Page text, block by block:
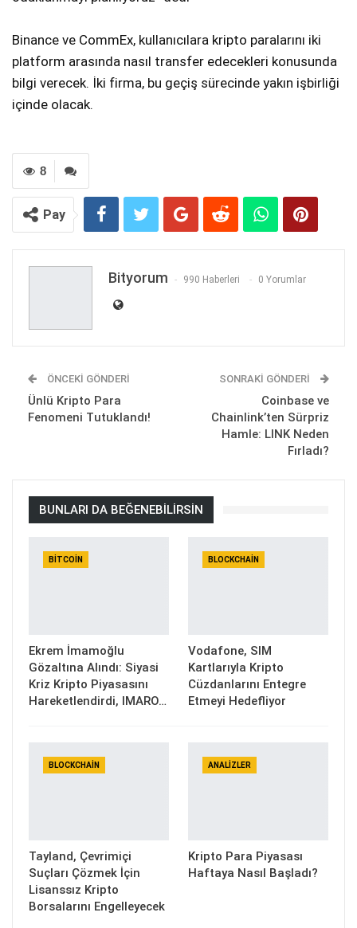
Binance ve CommEx, kullanıcılara kripto paralarını iki
platform arasında nasıl transfer edecekleri konusunda
bilgi verecek. İki firma, bu geçiş sürecinde yakın işbirliği
içinde olacak.
8
Pay
Bityorum 990 Haberleri 0 Yorumlar
ÖNCEKI GÖNDERI
Ünlü Kripto Para
Fenomeni Tutuklandı!
SONRAKI GÖNDERI
Coinbase ve
Chainlink’ten Sürpriz
Hamle: LINK Neden
Fırladı?
BUNLARI DA BEĞENEBILIRSIN
BITCOIN
Ekrem İmamoğlu
Gözaltına Alındı: Siyasi
Kriz Kripto Piyasasını
Hareketlendirdi, IMARO…
BLOCKCHAIN
Vodafone, SIM
Kartlarıyla Kripto
Cüzdanlarını Entegre
Etmeyi Hedefliyor
BLOCKCHAIN
Tayland, Çevrimiçi
Suçları Çözmek İçin
Lisanssız Kripto
Borsalarını Engelleyecek
ANALIZLER
Kripto Para Piyasası
Haftaya Nasıl Başladı?